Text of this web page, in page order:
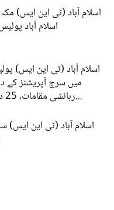
اسلام آباد (ٹی این ایس)
اسلام آباد
اسلام آباد (ٹی این ایس)
رہائشی مقامات، 25 دکانیں، 03 ہوٹلز ،203...
اسلام آباد (ٹی این ایس)